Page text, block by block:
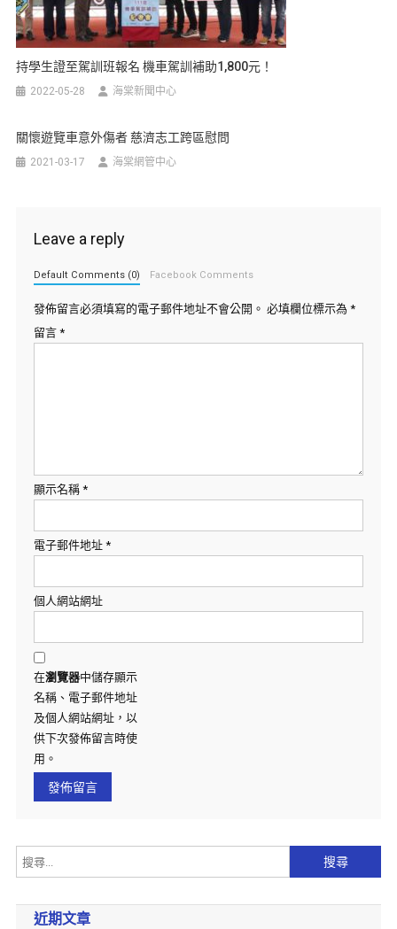
持學生證至駕訓班報名 機車駕訓補助1,800元！
2022-05-28 海棠新聞中心
關懷遊覽車意外傷者 慈濟志工跨區慰問
2021-03-17 海棠網管中心
Leave a reply
Default Comments (0) Facebook Comments
發佈留言必須填寫的電子郵件地址不會公開。 必填欄位標示為 *
留言 *
顯示名稱 *
電子郵件地址 *
個人網站網址
在瀏覽器中儲存顯示
名稱、電子郵件地址
及個人網站網址，以
供下次發佈留言時使
用。
近期文章